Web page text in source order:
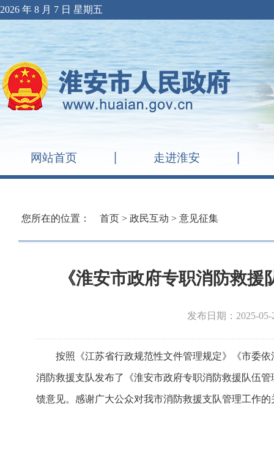
2026 年 8 月 7 日 星期五
网站首页 走进淮安
您所在的位置： 首页 > 政民互动 > 意见征集
《淮安市政府专职消防救
发布日期：
按照《江苏省行政规范性文件管理规定》《市委
消防救援支队发布了《淮安市政府专职消防救援队伍
馈意见。感谢广大公众对我市消防救援支队管理工作的